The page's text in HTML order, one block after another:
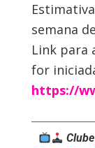
semana
Link para
for
https://